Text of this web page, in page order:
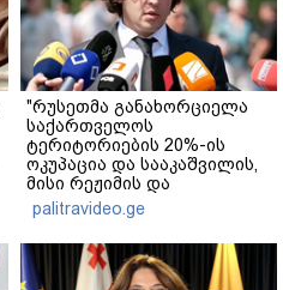
"რუსეთმა განახორციელა
საქართველოს
ტერიტორიების 20%-ის
ოკუპაცია და სააკაშვილის,
მისი რეჟიმის და
"ნაცმოძრაობის" ღალატი
ვერანაირად ვერ
გადაფარავს ამ
დანაშაულს" - ირაკლი
კობახიძე
palitravideo.ge